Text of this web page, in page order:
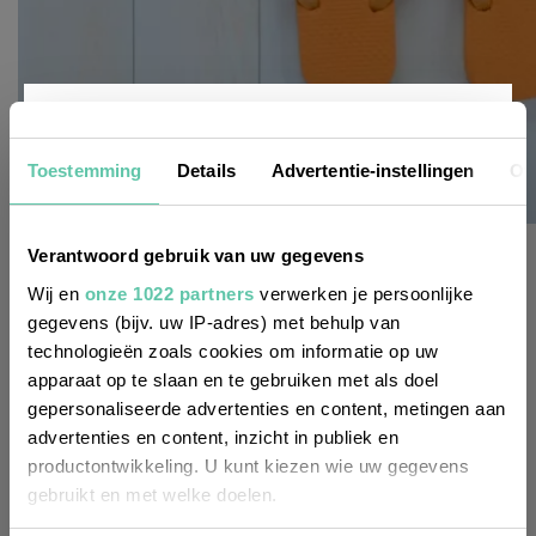
Toestemming Details Advertentie-instellingen
Verantwoord gebruik van uw gegevens
Wij en onze 1022 partners verwerken je persoonlijke
gegevens (bijv. uw IP-adres) met behulp van
technologieën zoals cookies om informatie op uw
apparaat op te slaan en te gebruiken met als doel
gepersonaliseerde advertenties en content, metingen aan
advertenties en content, inzicht in publiek en
productontwikkeling. U kunt kiezen wie uw gegevens
gebruikt en met welke doelen.
het franse leven
20 dingen die Fransen grappig vinden aan
Nederlanders
2 AUGUSTUS 2026
Nieuwsbrief
Wil je altijd als eerste op de hoogte zijn
van de laatste nieuwtjes, leuke adressen
en inspirerende tips voor Frankrijk? Meld
je dan aan voor onze 2-wekelijkse
nieuwsbrief. Zo gedaan!